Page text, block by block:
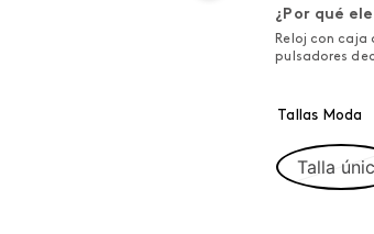
¿Por qué
Reloj con caja
pulsadores
Tallas Moda
Talla